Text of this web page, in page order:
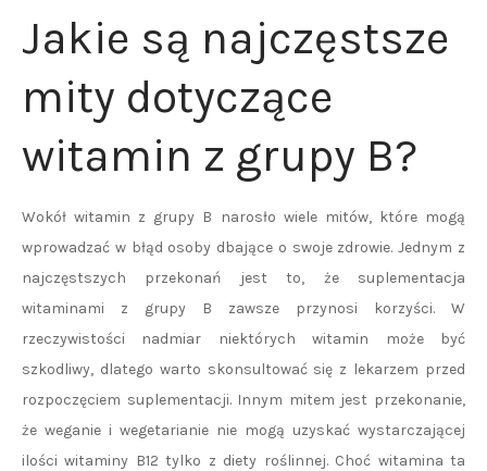
Jakie są najczęstsze
mity dotyczące
witamin z grupy B?
Wokół witamin z grupy B narosło wiele mitów, które mogą
wprowadzać w błąd osoby dbające o swoje zdrowie. Jednym z
najczęstszych przekonań jest to, że suplementacja
witaminami z grupy B zawsze przynosi korzyści. W
rzeczywistości nadmiar niektórych witamin może być
szkodliwy, dlatego warto skonsultować się z lekarzem przed
rozpoczęciem suplementacji. Innym mitem jest przekonanie,
że weganie i wegetarianie nie mogą uzyskać wystarczającej
ilości witaminy B12 tylko z diety roślinnej. Choć witamina ta